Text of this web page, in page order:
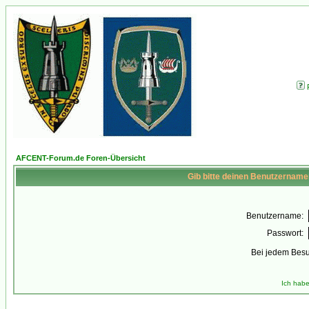
AFCENT-Forum.de Foren-Übersicht
Gib bitte deinen
Benutzername:
Passwort:
Bei jedem
Ich